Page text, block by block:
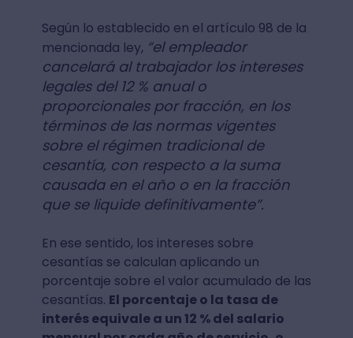
Según lo establecido en el artículo 98 de la
mencionada ley, “el empleador
cancelará al trabajador los intereses
legales del 12 % anual o
proporcionales por fracción, en los
términos de las normas vigentes
sobre el régimen tradicional de
cesantía, con respecto a la suma
causada en el año o en la fracción
que se liquide definitivamente”.
En ese sentido, los intereses sobre
cesantías se calculan aplicando un
porcentaje sobre el valor acumulado de las
cesantías. El porcentaje o la tasa de
interés equivale a un 12 % del salario